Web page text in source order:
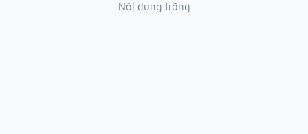
Nội dung trống